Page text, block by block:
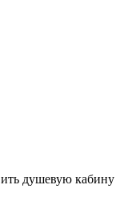
душевую кабину